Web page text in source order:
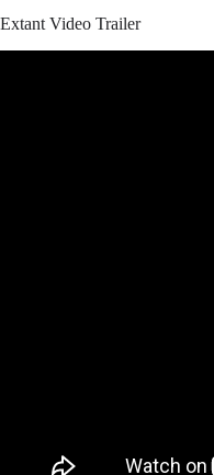
Extant Video Trailer